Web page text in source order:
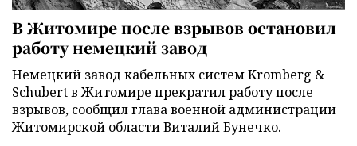
В Житомире после взрывов остановил
работу немецкий завод
Немецкий завод кабельных систем Kromberg &
Schubert в Житомире прекратил работу после
взрывов, сообщил глава военной администрации
Житомирской области Виталий Бунечко.